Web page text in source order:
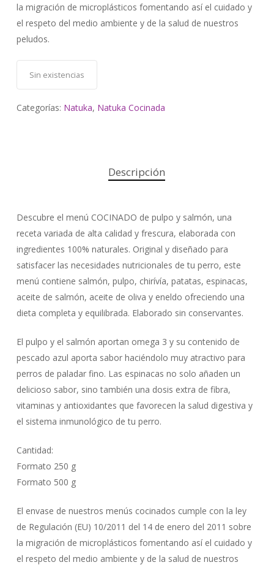
la migración de microplásticos fomentando así el cuidado y
el respeto del medio ambiente y de la salud de nuestros
peludos.
Sin existencias
Categorías: Natuka, Natuka Cocinada
Descripción
Descubre el menú COCINADO de pulpo y salmón, una
receta variada de alta calidad y frescura, elaborada con
ingredientes 100% naturales. Original y diseñado para
satisfacer las necesidades nutricionales de tu perro, este
menú contiene salmón, pulpo, chirívía, patatas, espinacas,
aceite de salmón, aceite de oliva y eneldo ofreciendo una
dieta completa y equilibrada. Elaborado sin conservantes.
El pulpo y el salmón aportan omega 3 y su contenido de
pescado azul aporta sabor haciéndolo muy atractivo para
perros de paladar fino. Las espinacas no solo añaden un
delicioso sabor, sino también una dosis extra de fibra,
vitaminas y antioxidantes que favorecen la salud digestiva y
el sistema inmunológico de tu perro.
Cantidad:
Formato 250 g
Formato 500 g
El envase de nuestros menús cocinados cumple con la ley
de Regulación (EU) 10/2011 del 14 de enero del 2011 sobre
la migración de microplásticos fomentando así el cuidado y
el respeto del medio ambiente y de la salud de nuestros